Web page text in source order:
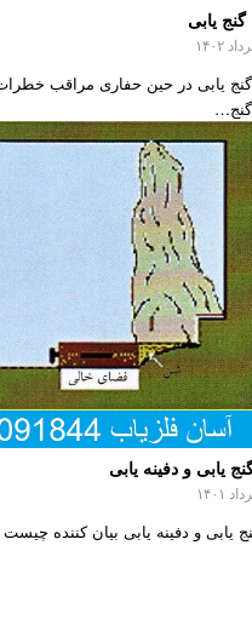
یابی
یابی در حین حفاری مراقب
یابی و دفینه یابی
یابی و دفینه یابی بیان کننده